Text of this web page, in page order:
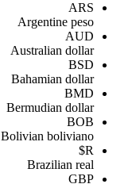
ARS
Argentine peso
AUD
Australian dollar
BSD
Bahamian dollar
BMD
Bermudian dollar
BOB
Bolivian boliviano
R$
Brazilian real
GBP